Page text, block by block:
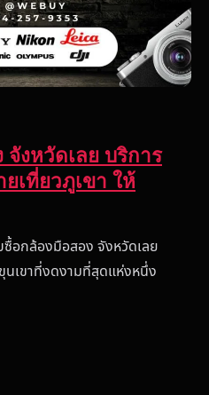
งหวัดเลย บริการ
เที่ยวภูเขา ให้
อกล้องมือสอง จังหวัดเลย
นเขาที่งดงามที่สุดแห่งหนึ่ง